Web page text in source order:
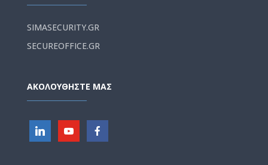
SIMASECURITY.GR
SECUREOFFICE.GR
ΑΚΟΛΟΥΘΗΣΤΕ ΜΑΣ